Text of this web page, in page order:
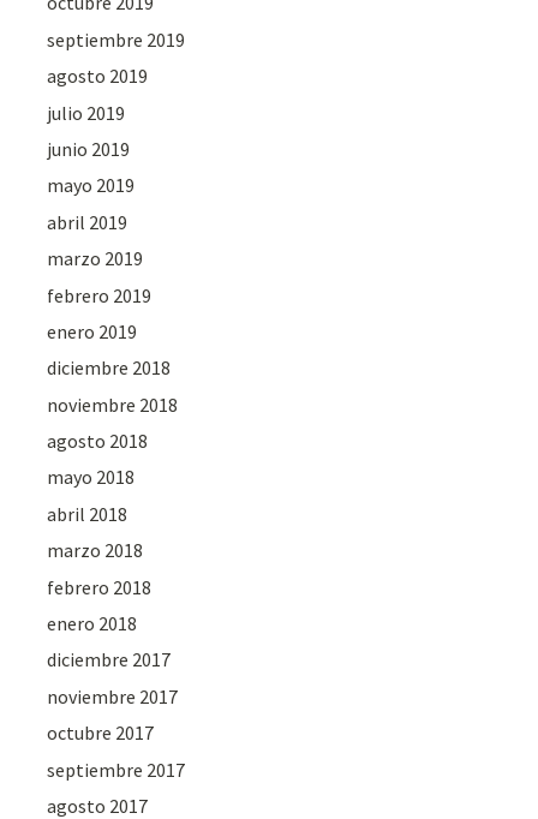
septiembre 2019
agosto 2019
julio 2019
junio 2019
mayo 2019
abril 2019
marzo 2019
febrero 2019
enero 2019
diciembre 2018
noviembre 2018
agosto 2018
mayo 2018
abril 2018
marzo 2018
febrero 2018
enero 2018
diciembre 2017
noviembre 2017
octubre 2017
septiembre 2017
agosto 2017